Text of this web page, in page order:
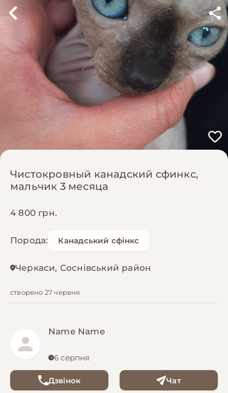
Чистокровный канадский сфинкс,
мальчик 3 месяца
4 800 грн.
Порода: Канадський сфінкс
Черкаси, Соснівський район
створено 27 червня
Name Name
6 серпня
Дзвінок Чат